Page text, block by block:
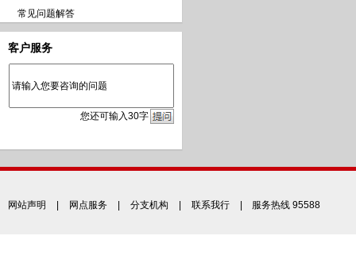
常见问题解答
客户服务
您还可输入30字
网站声明 网点服务 分支机构 联系我行 | 服务热线 95588